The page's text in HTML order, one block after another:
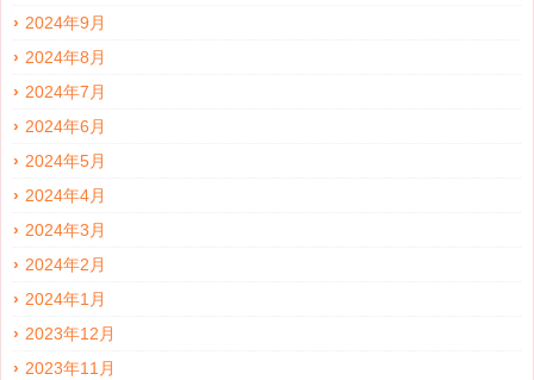
2024年9月
2024年8月
2024年7月
2024年6月
2024年5月
2024年4月
2024年3月
2024年2月
2024年1月
2023年12月
2023年11月